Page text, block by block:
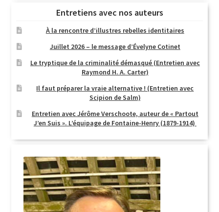
Entretiens avec nos auteurs
À la rencontre d’illustres rebelles identitaires
Juillet 2026 – le message d’Évelyne Cotinet
Le tryptique de la criminalité démasqué (Entretien avec
Raymond H. A. Carter)
Il faut préparer la vraie alternative ! (Entretien avec
Scipion de Salm)
Entretien avec Jérôme Verschoote, auteur de « Partout
J’en Suis ». L’équipage de Fontaine-Henry (1879-1914)